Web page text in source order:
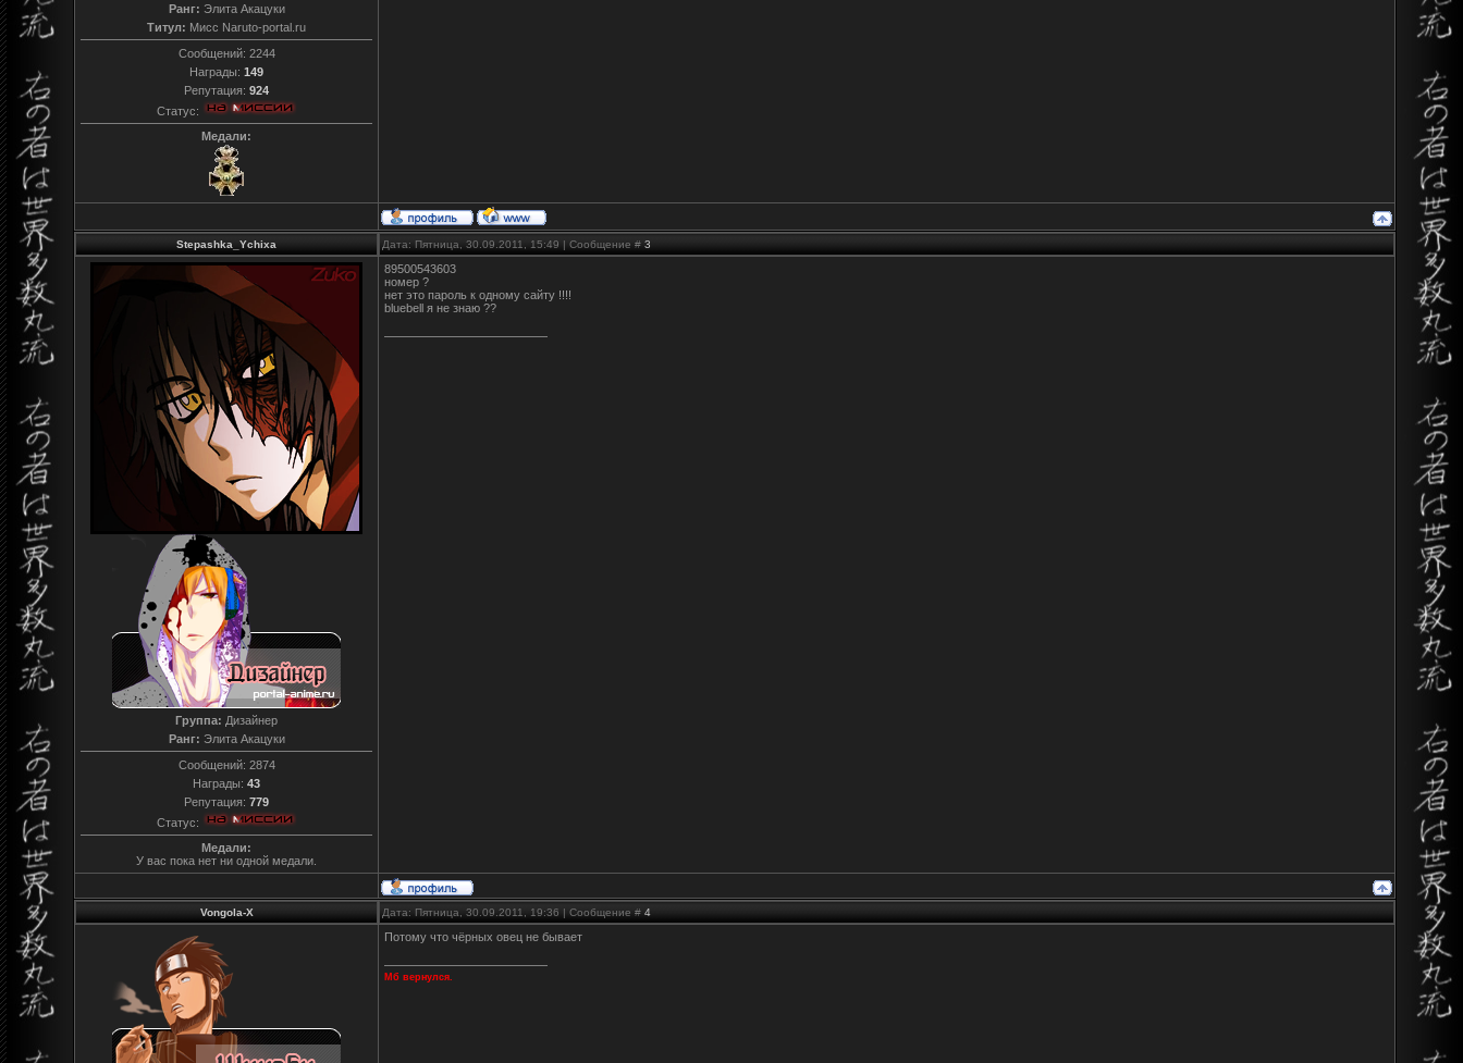
Ранг: Элита Акацуки
Титул: Мисс Naruto-portal.ru
Сообщений: 2244
Награды: 149
Репутация: 924
Статус:
Медали:
Stepashka_Ychixa Дата: Пятница, 30.09.2011, 15:49 | Сообщение # 3
Группа: Дизайнер
Ранг: Элита Акацуки
Сообщений: 2874
Награды: 43
Репутация: 779
Статус:
Медали:
У вас пока нет ни одной медали.
89500543603
номер ?
нет это пароль к одному сайту !!!!
bluebell я не знаю ??
Vongola-X Дата: Пятница, 30.09.2011, 19:36 | Сообщение # 4
Потому что чёрных овец не бывает
Мб вернулся.